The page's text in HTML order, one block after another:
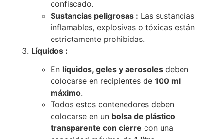
confiscado.
Sustancias peligrosas : Las sustancias
inflamables, explosivas o tóxicas están
estrictamente prohibidas.
Líquidos :
En líquidos, geles y aerosoles deben
colocarse en recipientes de 100 ml
máximo.
Todos estos contenedores deben
colocarse en un bolsa de plástico
transparente con cierre con una